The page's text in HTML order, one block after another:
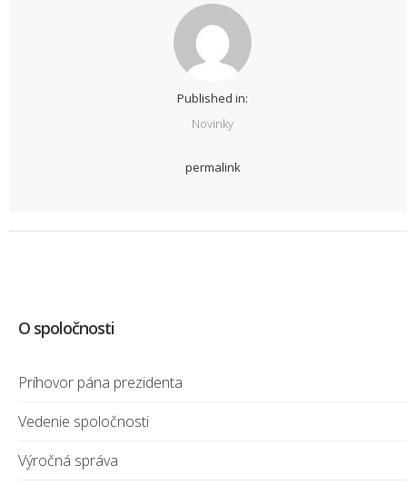
Published in:
Novinky
permalink
O spoločnosti
Príhovor pána prezidenta
Vedenie spoločnosti
Výročná správa